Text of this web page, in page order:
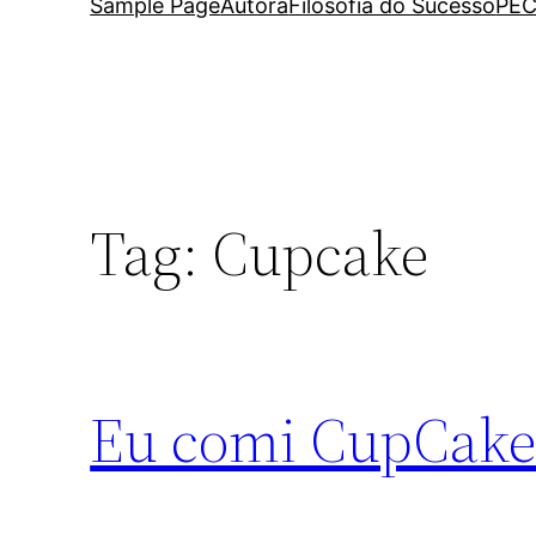
Sample PageAutoraFilosofia do Sucesso
Tag: Cupcake
Eu comi